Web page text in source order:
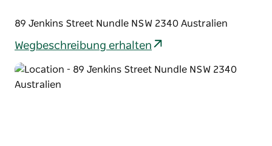
behindertengerecht.
89 Jenkins Street Nundle NSW 2340 Australien
Wegbeschreibung erhalten